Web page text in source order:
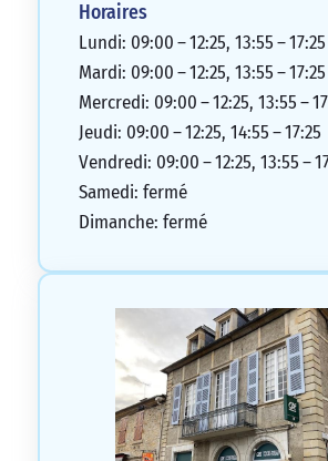
Horaires
Lundi: 09:00 – 12:25, 13:55 – 17:25
Mardi: 09:00 – 12:25, 13:55 – 17:25
Mercredi: 09:00 – 12:25, 13:55 –
Jeudi: 09:00 – 12:25, 14:55 – 17:25
Vendredi: 09:00 – 12:25, 13:55 –
Samedi: fermé
Dimanche: fermé